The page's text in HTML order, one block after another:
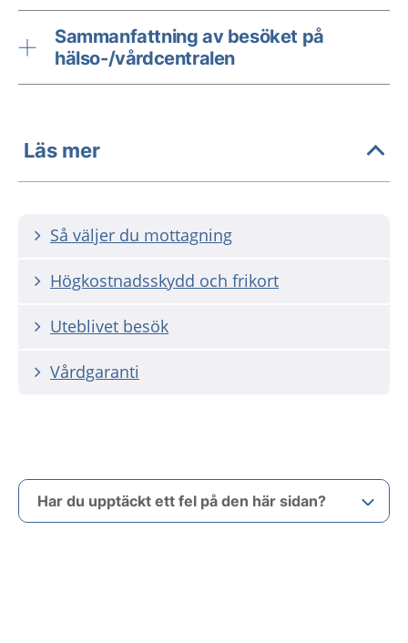
Sammanfattning av besöket på
hälso-/vårdcentralen
Läs mer
Så väljer du mottagning
Högkostnadsskydd och frikort
Uteblivet besök
Vårdgaranti
Har du upptäckt ett fel på den här sidan?